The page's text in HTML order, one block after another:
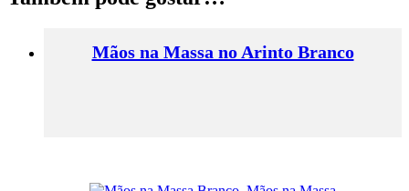
Mãos na Massa no Arinto Branco